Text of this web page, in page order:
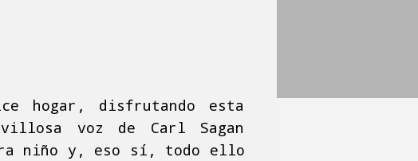
hogar, disfrutando esta
voz de Carl Sagan
era niño y, eso sí, todo ello